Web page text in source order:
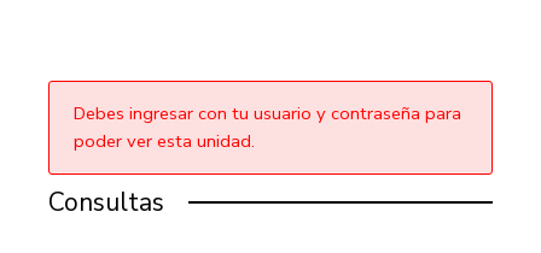
Debes ingresar con tu usuario y contraseña para
poder ver esta unidad.
Consultas